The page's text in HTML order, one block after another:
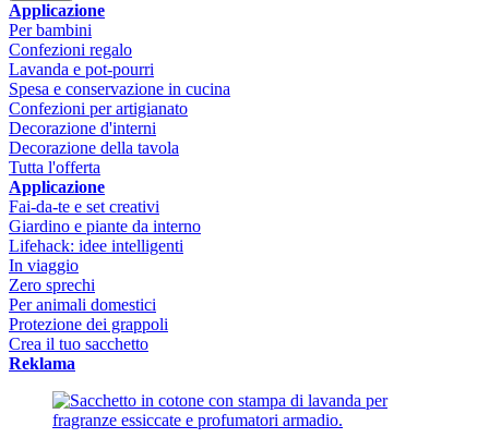
Applicazione
Per bambini
Confezioni regalo
Lavanda e pot-pourri
Spesa e conservazione in cucina
Confezioni per artigianato
Decorazione d'interni
Decorazione della tavola
Tutta l'offerta
Applicazione
Fai-da-te e set creativi
Giardino e piante da interno
Lifehack: idee intelligenti
In viaggio
Zero sprechi
Per animali domestici
Protezione dei grappoli
Crea il tuo sacchetto
Reklama